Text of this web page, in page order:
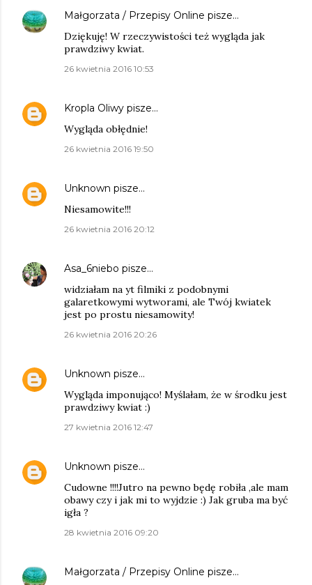
Małgorzata / Przepisy Online pisze…
Dziękuję! W rzeczywistości też wygląda jak
prawdziwy kwiat.
26 kwietnia 2016 10:53
Kropla Oliwy pisze…
Wygląda obłędnie!
26 kwietnia 2016 19:50
Unknown pisze…
Niesamowite!!!
26 kwietnia 2016 20:12
Asa_6niebo pisze…
widziałam na yt filmiki z podobnymi
galaretkowymi wytworami, ale Twój kwiatek
jest po prostu niesamowity!
26 kwietnia 2016 20:26
Unknown pisze…
Wygląda imponująco! Myślałam, że w środku jest
prawdziwy kwiat :)
27 kwietnia 2016 12:47
Unknown pisze…
Cudowne !!!!Jutro na pewno będę robiła ,ale mam
obawy czy i jak mi to wyjdzie :) Jak gruba ma być
igła ?
28 kwietnia 2016 09:20
Małgorzata / Przepisy Online pisze…